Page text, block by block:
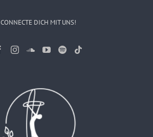
CONNECTE DICH MIT UNS!